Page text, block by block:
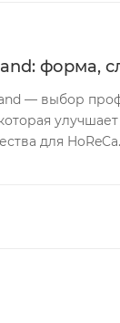
форма,
— выбор
для HoReCa.